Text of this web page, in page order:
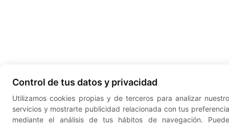
Control de tus datos y privacidad
Utilizamos cookies propias y de terceros para analizar
servicios y mostrarte publicidad relacionada con tus
mediante el análisis de tus hábitos de navegación.